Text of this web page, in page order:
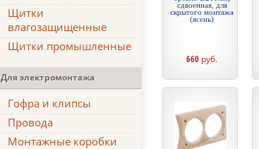
Щитки
влагозащищенные
Щитки промышленные
Для электромонтажа
Гофра и клипсы
Провода
Монтажные коробки
сдвоенная, для
скрытого монтажа
(ясень)
660 руб.